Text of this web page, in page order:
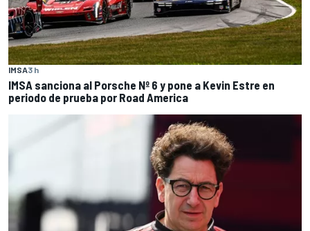
IMSA3 h
IMSA sanciona al Porsche Nº 6 y pone a Kevin Estre en
periodo de prueba por Road America